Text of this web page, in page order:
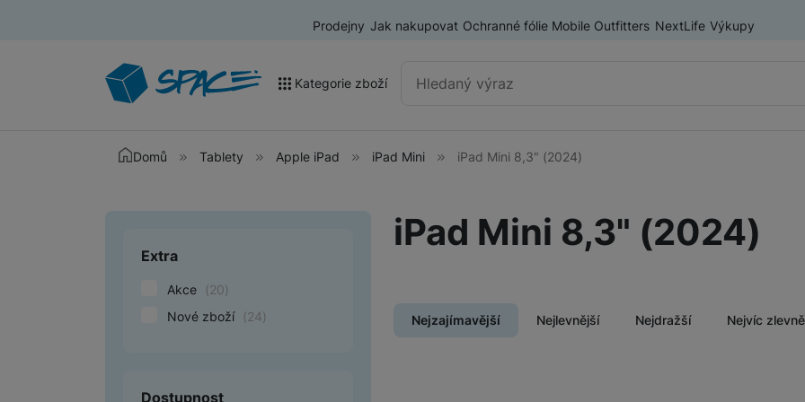
Prodejny Jak nakupovat Ochranné fólie Mobile Outfitters NextLife Výkupy
Vyhledávání
Kategorie zboží
Akce a výprodej
Televize
Audio
Domácí spotřebiče
Tablety Samsung
Samsung Galaxy Tab S
Domů Tablety Apple iPad iPad Mini iPad Mini 8,3" (2024)
iPad Mini 8,3" (2024)
Nejzajímavější Nejlevnější Nejdražší Nejvíc
Upřesnit parametry
Extra
Akce (20)
Nové zboží (24)
Dostupnost